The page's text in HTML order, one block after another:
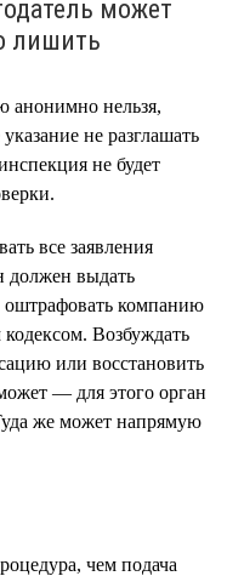
может
лишить
анонимно нельзя,
не разглашать
не будет
все заявления
должен выдать
компанию
Возбуждать
или восстановить
— для этого орган
же может напрямую
чем подача